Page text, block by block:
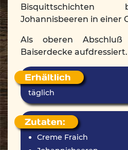
Bisquittschichten
Johannisbeeren in einer
Als oberen
Baiserdecke aufdressiert.
Erhältlich
täglich
Zutaten:
Creme Fraich